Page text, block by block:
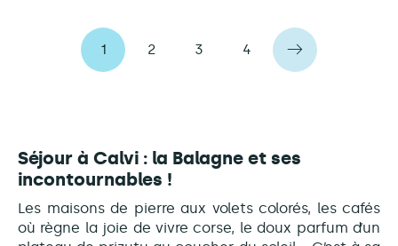
1 2 3 4
Séjour à Calvi : la Balagne et ses
incontournables !
Les maisons de pierre aux volets colorés, les cafés
où règne la joie de vivre corse, le doux parfum d’un